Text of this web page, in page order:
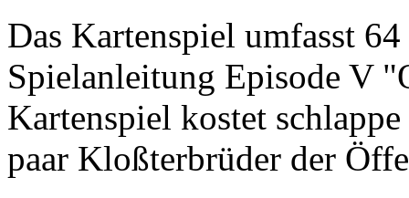
Das Kartenspiel umfasst
Spielanleitung Episode V
Kartenspiel kostet
paar Kloßterbrüder der